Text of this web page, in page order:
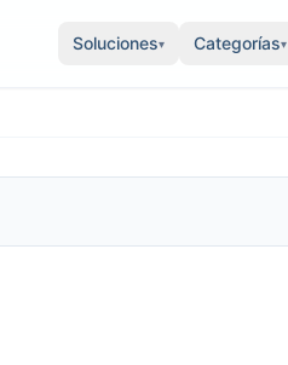
Soluciones▾ Categorías▾